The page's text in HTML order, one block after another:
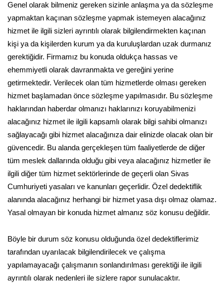
Genel olarak bilmeniz gereken sizinle anlaşma ya da sözleşme
yapmaktan kaçınan sözleşme yapmak istemeyen alacağınız
hizmet ile ilgili sizleri ayrıntılı olarak bilgilendirmekten kaçınan
kişi ya da kişilerden kurum ya da kuruluşlardan uzak durmanız
gerektiğidir. Firmamız bu konuda oldukça hassas ve
ehemmiyetli olarak davranmakta ve gereğini yerine
getirmektedir. Verilecek olan tüm hizmetlerde olması gereken
hizmet başlamadan önce sözleşme yapılmasıdır. Bu sözleşme
haklarından haberdar olmanızı haklarınızı koruyabilmenizi
alacağınız hizmet ile ilgili kapsamlı olarak bilgi sahibi olmanızı
sağlayacağı gibi hizmet alacağınıza dair elinizde olacak olan bir
güvencedir. Bu alanda gerçekleşen tüm faaliyetlerde de diğer
tüm meslek dallarında olduğu gibi veya alacağınız hizmetler ile
ilgili diğer tüm hizmet sektörlerinde de geçerli olan Sivas
Cumhuriyeti yasaları ve kanunları geçerlidir. Özel dedektiflik
alanında alacağınız herhangi bir hizmet yasa dışı olmaz olamaz.
Yasal olmayan bir konuda hizmet almanız söz konusu değildir.
Böyle bir durum söz konusu olduğunda özel dedektiflerimiz
tarafından uyarılacak bilgilendirilecek ve çalışma
yapılamayacağı çalışmanın sonlandırılması gerektiği ile ilgili
ayrıntılı olarak nedenleri ile sizlere rapor sunulacaktır.